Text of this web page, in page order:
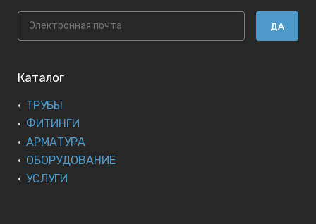
ДА
Каталог
ТРУБЫ
ФИТИНГИ
АРМАТУРА
ОБОРУДОВАНИЕ
УСЛУГИ